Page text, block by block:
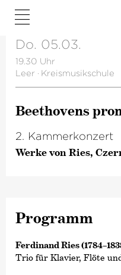
Do. 05.03.
19.30 Uhr
Leer · Kreismusikschule
Beethovens
2. Kammerkonzert
Werke von Ries,
Programm
Ferdinand Ries
Trio für Klavier, Flöte